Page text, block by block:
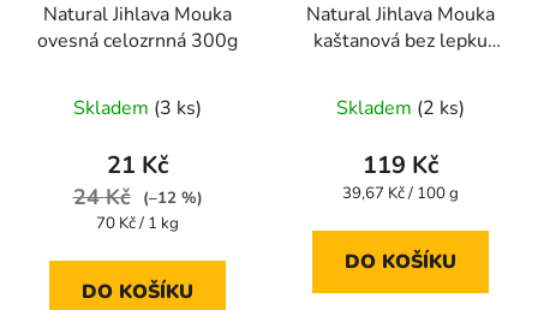
Natural Jihlava Mouka
ovesná celozrnná 300g
Skladem (3 ks)
21 Kč
24 Kč
(–12 %)
Měrná
70 Kč / 1 kg
DO KOŠÍKU
Natural Jihlava Mouka
kaštanová bez lepku
Skladem (2 ks)
119 Kč
Měrná
39,67 Kč / 100 g
DO KOŠÍKU